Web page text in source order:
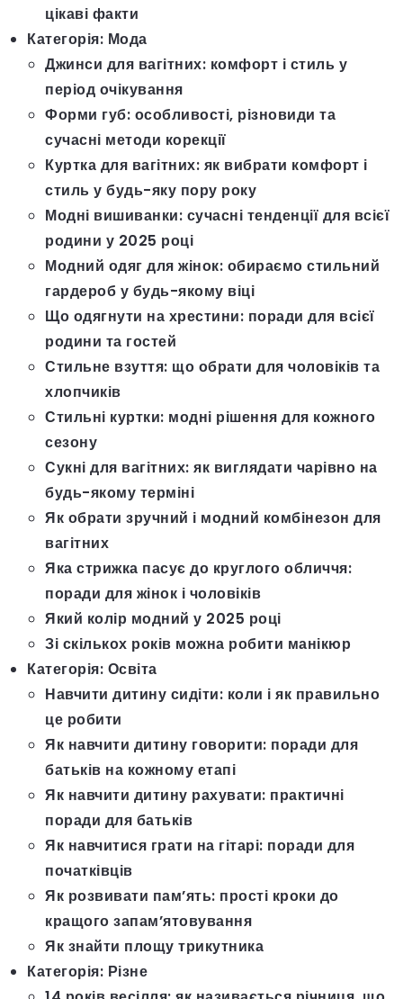
цікаві факти
Категорія: Мода
Джинси для вагітних: комфорт і стиль у
період очікування
Форми губ: особливості, різновиди та
сучасні методи корекції
Куртка для вагітних: як вибрати комфорт і
стиль у будь-яку пору року
Модні вишиванки: сучасні тенденції для всієї
родини у 2025 році
Модний одяг для жінок: обираємо стильний
гардероб у будь-якому віці
Що одягнути на хрестини: поради для всієї
родини та гостей
Стильне взуття: що обрати для чоловіків та
хлопчиків
Стильні куртки: модні рішення для кожного
сезону
Сукні для вагітних: як виглядати чарівно на
будь-якому терміні
Як обрати зручний і модний комбінезон для
вагітних
Яка стрижка пасує до круглого обличчя:
поради для жінок і чоловіків
Який колір модний у 2025 році
Зі скількох років можна робити манікюр
Категорія: Освіта
Навчити дитину сидіти: коли і як правильно
це робити
Як навчити дитину говорити: поради для
батьків на кожному етапі
Як навчити дитину рахувати: практичні
поради для батьків
Як навчитися грати на гітарі: поради для
початківців
Як розвивати пам’ять: прості кроки до
кращого запам’ятовування
Як знайти площу трикутника
Категорія: Різне